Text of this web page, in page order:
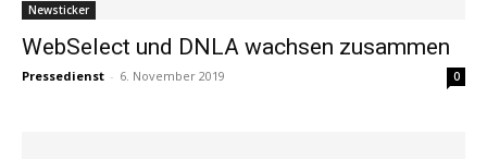
Newsticker
WebSelect und DNLA wachsen zusammen
Pressedienst - 6. November 2019 0